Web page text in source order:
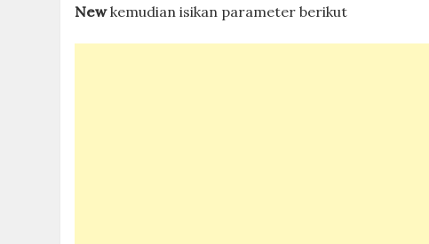
Newkemudian isikan parameter berikut